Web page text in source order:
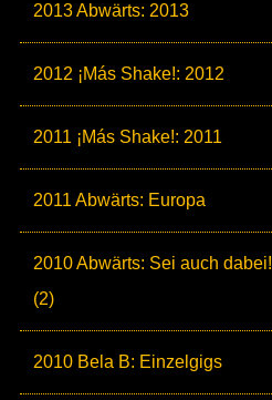
2013 Abwärts: 2013
2012 ¡Más Shake!: 2012
2011 ¡Más Shake!: 2011
2011 Abwärts: Europa
2010 Abwärts: Sei auch dabei!
(2)
2010 Bela B: Einzelgigs